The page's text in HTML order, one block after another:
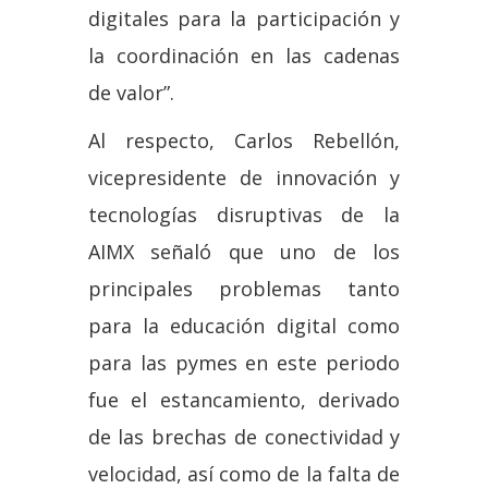
digitales para la participación y
la coordinación en las cadenas
de valor”.
Al respecto, Carlos Rebellón,
vicepresidente de innovación y
tecnologías disruptivas de la
AIMX señaló que uno de los
principales problemas tanto
para la educación digital como
para las pymes en este periodo
fue el estancamiento, derivado
de las brechas de conectividad y
velocidad, así como de la falta de